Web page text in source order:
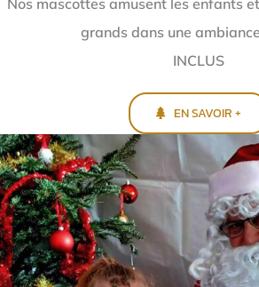
grands dans une
INCLUS
EN SAVOIR +